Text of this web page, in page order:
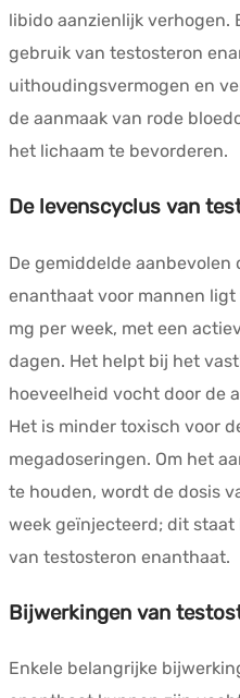
libido aanzienlijk
gebruik van testosteron
uithoudingsvermogen en
de aanmaak van rode
het lichaam te bevorderen.
De levenscyclus van
De gemiddelde
enanthaat voor mannen
mg per week, met een
dagen. Het helpt bij het
hoeveelheid vocht door de
Het is minder toxisch voor
megadoseringen. Om het
te houden, wordt de dosis
week geïnjecteerd; dit
van testosteron enanthaat.
Bijwerkingen van
Enkele belangrijke